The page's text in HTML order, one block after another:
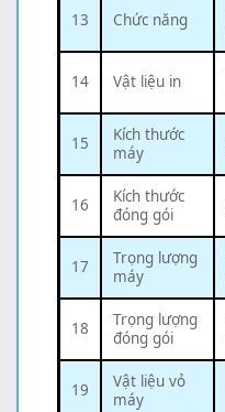
13 Chức năng
14 Vật liệu in
15
Kích thước
máy
16
Kích thước
đóng gói
17
Trọng lượng
máy
18
Trọng lượng
đóng gói
19
Vật liệu vỏ
máy